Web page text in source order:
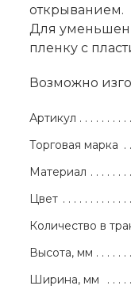
открыванием.
Для
пленку с
Возможно
Артикул
Торговая марка
Материал
Цвет
Количество в
Высота, мм
Ширина, мм